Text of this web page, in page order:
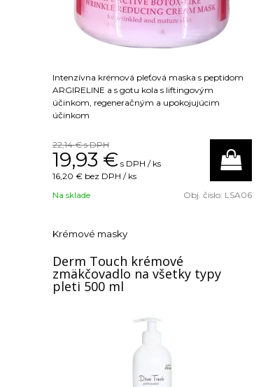
Intenzívna krémová pleťová maska s peptidom
ARGIRELINE a s gotu kola s liftingovým
účinkom, regeneračným a upokojujúcim
účinkom
22,14 €s DPH
19,93 € s DPH / ks
16,20 € bez DPH / ks
Na sklade
Obj. čislo: LSA06
Krémové masky
Derm Touch krémové
zmäkčovadlo na všetky typy
pleti 500 ml